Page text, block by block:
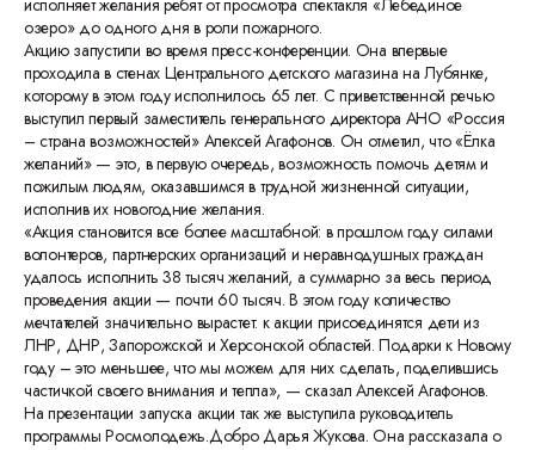
исполняет желания ребят от просмотра спектакля «Лебединое
озеро» до одного дня в роли пожарного.
Акцию запустили во время пресс-конференции. Она впервые
проходила в стенах Центрального детского магазина на Лубянке,
которому в этом году исполнилось 65 лет. С приветственной речью
выступил первый заместитель генерального директора АНО «Россия
– страна возможностей» Алексей Агафонов. Он отметил, что «Ёлка
желаний» — это, в первую очередь, возможность помочь детям и
пожилым людям, оказавшимся в трудной жизненной ситуации,
исполнив их новогодние желания.
«Акция становится все более масштабной: в прошлом году силами
волонтеров, партнерских организаций и неравнодушных граждан
удалось исполнить 38 тысяч желаний, а суммарно за весь период
проведения акции — почти 60 тысяч. В этом году количество
мечтателей значительно вырастет: к акции присоединятся дети из
ЛНР, ДНР, Запорожской и Херсонской областей. Подарки к Новому
году – это меньшее, что мы можем для них сделать, поделившись
частичкой своего внимания и тепла», — сказал Алексей Агафонов.
На презентации запуска акции так же выступила руководитель
программы Росмолодежь.Добро Дарья Жукова. Она рассказала о